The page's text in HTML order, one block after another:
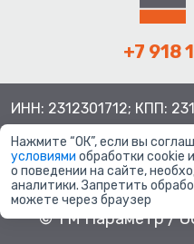
+7 918
ИНН: 2312301712; КПП:
Краснодар ул.
© ТМ Параметр /
Нажмите “ОК”, если вы
условиями обработки cookie
о поведении на сайте,
аналитики. Запретить
можете через браузер